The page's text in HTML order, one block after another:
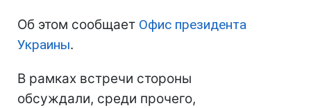
Об этом сообщает Офис президента
Украины.
В рамках встречи стороны
обсуждали, среди прочего,